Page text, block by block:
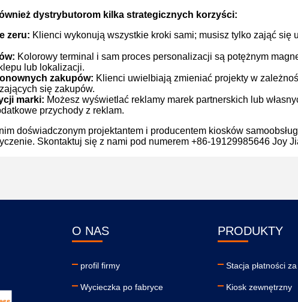
dystrybutorom kilka strategicznych korzyści:
zeru: Klienci wykonują wszystkie kroki sami; musisz tylko zająć się
Kolorowy terminal i sam proces personalizacji są potężnym
lub lokalizacji.
zakupów: Klienci uwielbiają zmieniać projekty w
się zakupów.
marki: Możesz wyświetlać reklamy marek partnerskich lub
przychody z reklam.
doświadczonym projektantem i producentem kiosków
Skontaktuj się z nami pod numerem +86-19129985646 Joy
O NAS
profil firmy
Wycieczka po fabryce
PRODUKTY
Stacja płatności
Kiosk zewnętrzny